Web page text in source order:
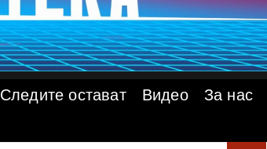
Следите остават Видео
За нас